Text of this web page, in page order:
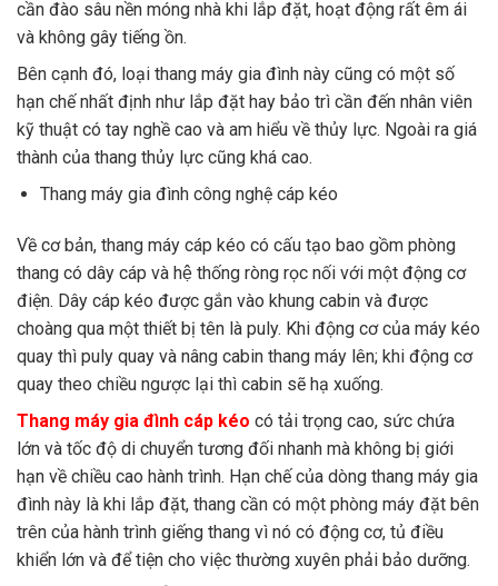
cần đào sâu nền móng nhà khi lắp đặt, hoạt động rất êm ái
và không gây tiếng ồn.
Bên cạnh đó, loại thang máy gia đình này cũng có một số
hạn chế nhất định như lắp đặt hay bảo trì cần đến nhân viên
kỹ thuật có tay nghề cao và am hiểu về thủy lực. Ngoài ra giá
thành của thang thủy lực cũng khá cao.
Thang máy gia đình công nghệ cáp kéo
Về cơ bản, thang máy cáp kéo có cấu tạo bao gồm phòng
thang có dây cáp và hệ thống ròng rọc nối với một động cơ
điện. Dây cáp kéo được gắn vào khung cabin và được
choàng qua một thiết bị tên là puly. Khi động cơ của máy kéo
quay thì puly quay và nâng cabin thang máy lên; khi động cơ
quay theo chiều ngược lại thì cabin sẽ hạ xuống.
Thang máy gia đình cáp kéo có tải trọng cao, sức chứa
lớn và tốc độ di chuyển tương đối nhanh mà không bị giới
hạn về chiều cao hành trình. Hạn chế của dòng thang máy gia
đình này là khi lắp đặt, thang cần có một phòng máy đặt bên
trên của hành trình giếng thang vì nó có động cơ, tủ điều
khiển lớn và để tiện cho việc thường xuyên phải bảo dưỡng.